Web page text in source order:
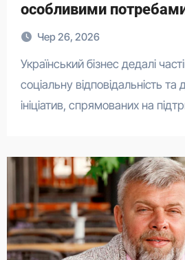
особливими
Чер 26, 2026
Український бізнес дедалі частіше бере на себе
соціальну відповідальність
ініціатив, спрямованих на